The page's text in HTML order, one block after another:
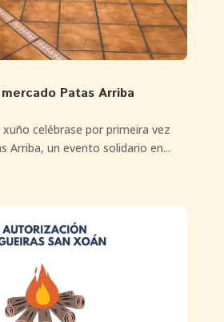
Patas Arriba
xuño celébrase por primeira vez
Arriba, un evento solidario en...